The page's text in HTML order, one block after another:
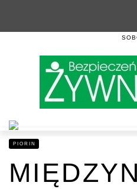
PIORIN